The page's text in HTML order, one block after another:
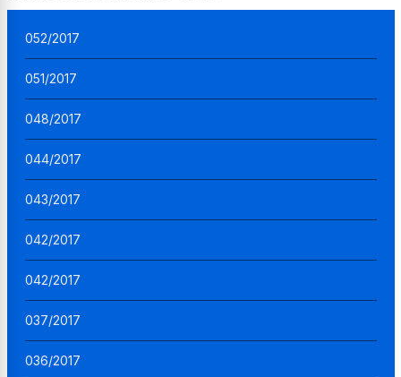
052/2017
051/2017
048/2017
044/2017
043/2017
042/2017
042/2017
037/2017
036/2017